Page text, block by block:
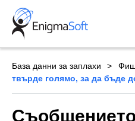
Skip
content
База данни за заплахи
твърде голямо, за да бъде